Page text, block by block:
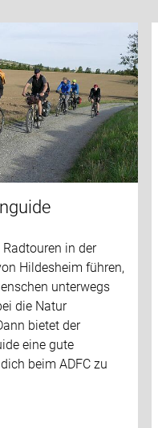
in der
Hildesheim führen,
unterwegs
die Natur
bietet der
eine gute
beim ADFC zu